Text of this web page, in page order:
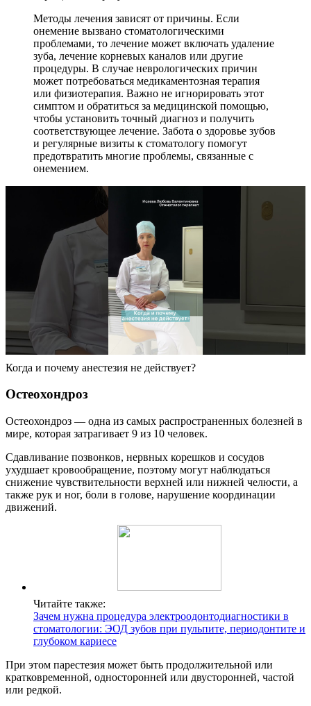
Методы лечения зависят от причины. Если
онемение вызвано стоматологическими
проблемами, то лечение может включать удаление
зуба, лечение корневых каналов или другие
процедуры. В случае неврологических причин
может потребоваться медикаментозная терапия
или физиотерапия. Важно не игнорировать этот
симптом и обратиться за медицинской помощью,
чтобы установить точный диагноз и получить
соответствующее лечение. Забота о здоровье зубов
и регулярные визиты к стоматологу помогут
предотвратить многие проблемы, связанные с
онемением.
Когда и почему анестезия не действует?
Остеохондроз
Остеохондроз — одна из самых распространенных болезней в
мире, которая затрагивает 9 из 10 человек.
Сдавливание позвонков, нервных корешков и сосудов
ухудшает кровообращение, поэтому могут наблюдаться
снижение чувствительности верхней или нижней челюсти, а
также рук и ног, боли в голове, нарушение координации
движений.
Читайте также:
Зачем нужна процедура электроодонтодиагностики в
стоматологии: ЭОД зубов при пульпите, периодонтите и
глубоком кариесе
При этом парестезия может быть продолжительной или
кратковременной, односторонней или двусторонней, частой
или редкой.